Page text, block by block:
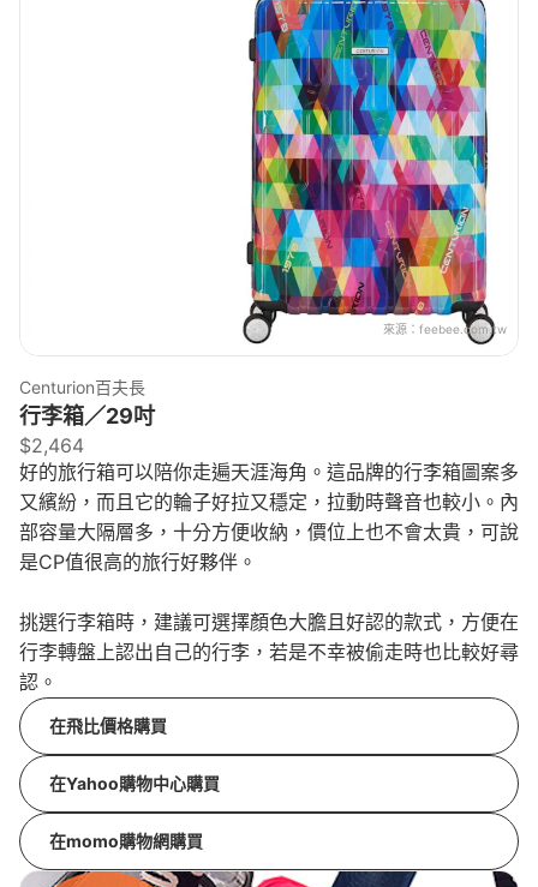
來源： feebee.com.tw
Centurion百夫長
行李箱／29吋
$2,464
好的旅行箱可以陪你走遍天涯海角。這品牌的行李箱圖案多
又繽紛，而且它的輪子好拉又穩定，拉動時聲音也較小。內
部容量大隔層多，十分方便收納，價位上也不會太貴，可說
是CP值很高的旅行好夥伴。
挑選行李箱時，建議可選擇顏色大膽且好認的款式，方便在
行李轉盤上認出自己的行李，若是不幸被偷走時也比較好尋
認。
在飛比價格購買
在Yahoo購物中心購買
在momo購物網購買